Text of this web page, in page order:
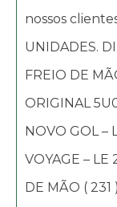
nossos
UNIDADES.
FREIO DE
ORIGINAL
NOVO GOL –
VOYAGE –
DE MÃO ( 231